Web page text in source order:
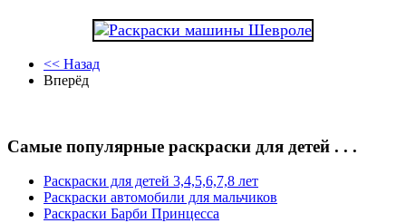
<< Назад
Вперёд
Самые популярные раскраски для детей . . .
Раскраски для детей 3,4,5,6,7,8 лет
Раскраски автомобили для мальчиков
Раскраски Барби Принцесса